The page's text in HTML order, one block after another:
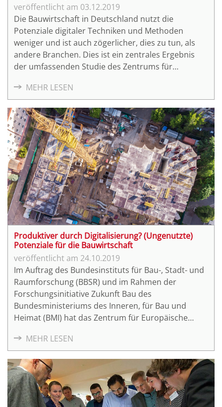
03.12.2019
Die Bauwirtschaft in Deutschland nutzt die
Potenziale digitaler Techniken und Methoden
weniger und ist auch zögerlicher, dies zu tun, als
andere Branchen. Dies ist ein zentrales Ergebnis
der umfassenden Studie des Zentrums für
Berlin im Rahmen einer gemeinsamen
Veranstaltung mit dem Mittelstand 4.0-
Kompetenzzentrum Planen und Bauen, dem ZEW
und dem Bundesinstitut für Bau-, Stadt- und
Raumforschung (BBSR) vorgestellt wurde. Das BBSR
hatte die Studie mit dem Titel "Beitrag der
Digitalisierung zur Produktivität in der Baubranche"
im Rahmen der Forschungsinitiative Zukunft Bau
beauftragt.
MEHR LESEN
Produktiver durch Digitalisierung? (Ungenutzte)
Potenziale für die Bauwirtschaft
24.10.2019
Im Auftrag des Bundesinstituts für Bau-, Stadt- und
Raumforschung (BBSR) und im Rahmen der
Forschungsinitiative Zukunft Bau des
Bundesministeriums des Inneren, für Bau und
Heimat (BMI) hat das Zentrum für Europäische
Studie den gegenwärtigen Stand der Digitalisierung
der deutschen Bauwirtschaft untersucht und
Fragen zu Potenzialen durch Digitalisierung gestellt.
Die Ergebnisse präsentieren wir gemeinsam mit
dem BBSR und dem ZEW am 2. Dezember 2019 im
Fraunhofer-Forum in Berlin.
MEHR LESEN